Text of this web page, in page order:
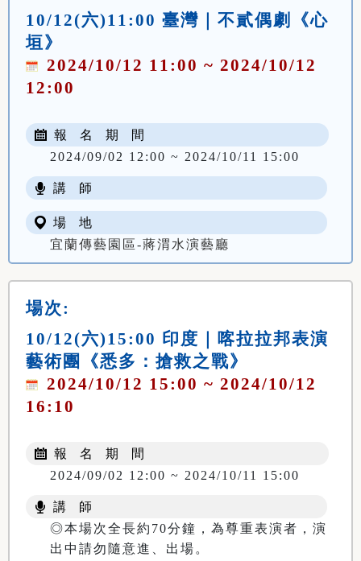
10/12(六)11:00 臺灣｜不貳偶劇《心
垣》
2024/10/12 11:00 ~ 2024/10/12
12:00
報 名 期 間
2024/09/02 12:00 ~ 2024/10/11 15:00
講 師
場 地
宜蘭傳藝園區-蔣渭水演藝廳
場次:
10/12(六)15:00 印度｜喀拉拉邦表演
藝術團《悉多：搶救之戰》
2024/10/12 15:00 ~ 2024/10/12
16:10
報 名 期 間
2024/09/02 12:00 ~ 2024/10/11 15:00
講 師
◎本場次全長約70分鐘，為尊重表演者，演
出中請勿隨意進、出場。